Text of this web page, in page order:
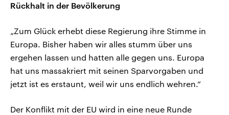
Rückhalt in der Bevölkerung
„Zum Glück erhebt diese Regierung ihre Stimme in
Europa. Bisher haben wir alles stumm über uns
ergehen lassen und hatten alle gegen uns. Europa
hat uns massakriert mit seinen Sparvorgaben und
jetzt ist es erstaunt, weil wir uns endlich wehren.“
Der Konflikt mit der EU wird in eine neue Runde